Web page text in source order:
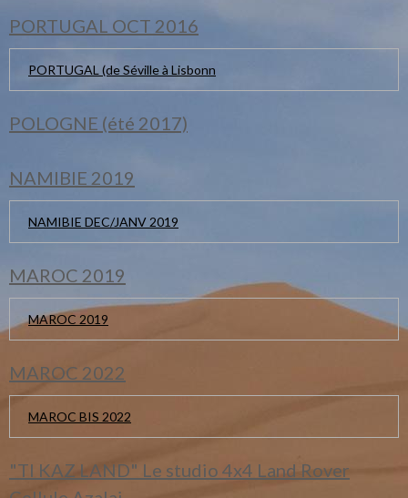
PORTUGAL OCT 2016
PORTUGAL (de Séville à Lisbonn
POLOGNE (été 2017)
NAMIBIE 2019
NAMIBIE DEC/JANV 2019
MAROC 2019
MAROC 2019
MAROC 2022
MAROC BIS 2022
"TI KAZ LAND" Le studio 4x4 Land Rover